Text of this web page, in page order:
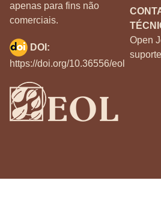
apenas para fins não
comerciais.
Open
DOI:
https://doi.org/10.36556/eol